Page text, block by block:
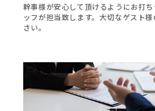
幹事様が安心して頂けるようにお打
ッフが担当致します。大切なゲスト
さい。